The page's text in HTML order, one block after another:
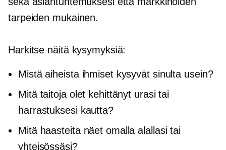
tarpeiden mukainen.
Harkitse näitä kysymyksiä:
Mistä aiheista ihmiset kysyvät sinulta usein?
Mitä taitoja olet kehittänyt urasi tai
harrastuksesi kautta?
Mitä haasteita näet omalla alallasi tai
yhteisössäsi?